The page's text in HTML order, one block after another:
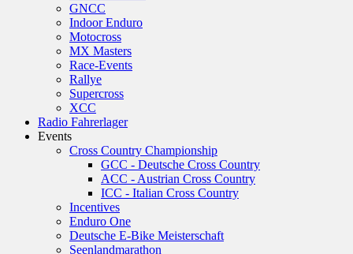
GNCC
Indoor Enduro
Motocross
MX Masters
Race-Events
Rallye
Supercross
XCC
Radio Fahrerlager
Events
Cross Country Championship
GCC - Deutsche Cross Country
ACC - Austrian Cross Country
ICC - Italian Cross Country
Incentives
Enduro One
Deutsche E-Bike Meisterschaft
Seenlandmarathon